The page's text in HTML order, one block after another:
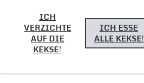
ICH
VERZICHTE
AUF DIE
KEKSE!
ICH ESSE
ALLE KEKSE!
Zurück